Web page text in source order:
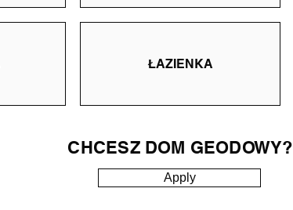
ŁAZIENKA
CHCESZ DOM GEODOWY?
Apply